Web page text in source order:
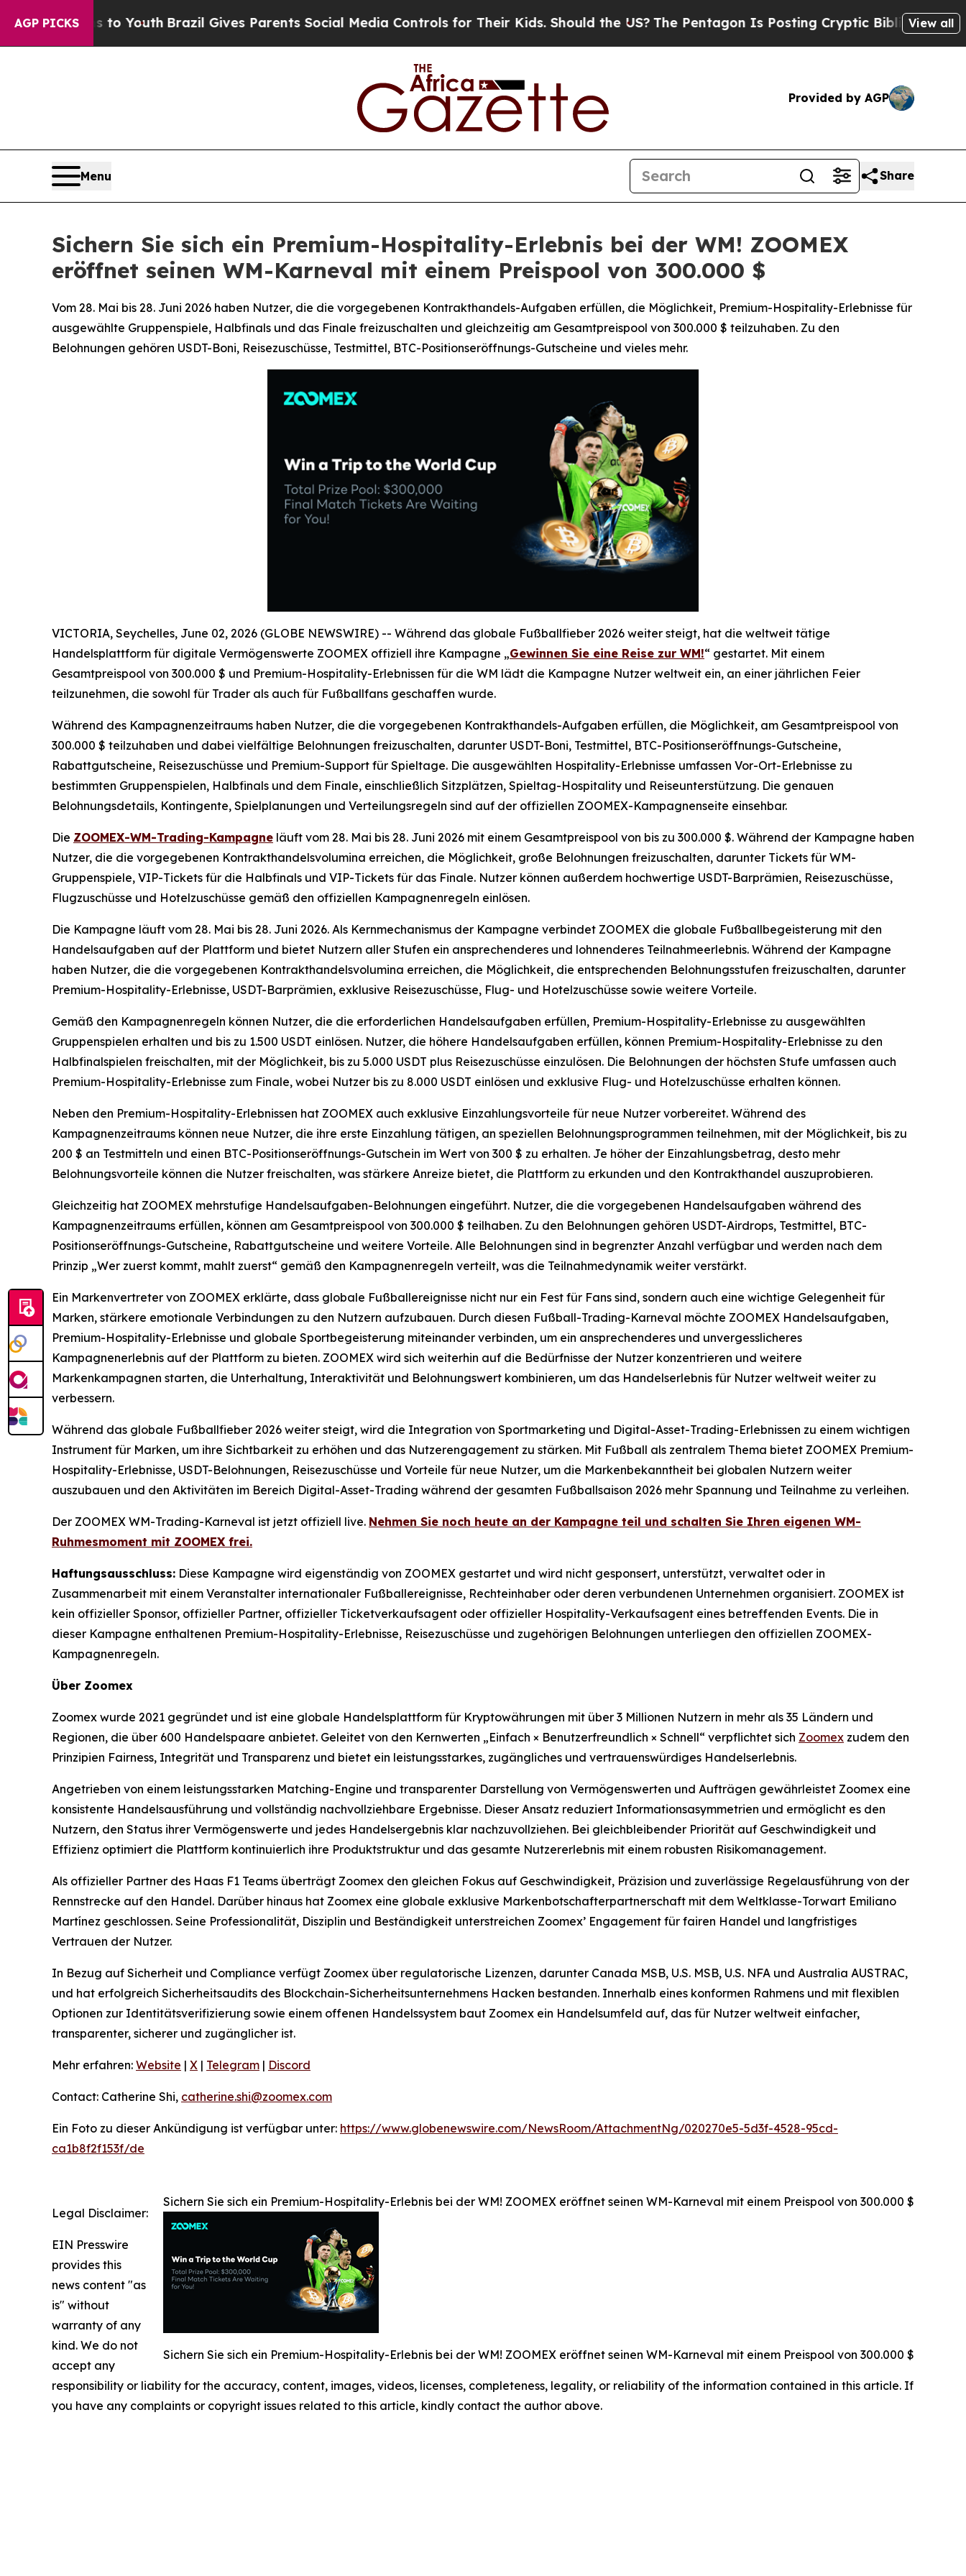
AGP PICKS
to Youth Brazil Gives Parents Social Media Controls for Their Kids. Should the US?The Pentagon Is Posting Cryptic Biblical Messages onView all
Provided by AGP
Menu Share
Sichern Sie sich ein Premium-Hospitality-Erlebnis bei der WM! ZOOMEX
eröffnet seinen WM-Karneval mit einem Preispool von 300.000 $
Vom 28. Mai bis 28. Juni 2026 haben Nutzer, die die vorgegebenen Kontrakthandels-Aufgaben erfüllen, die Möglichkeit, Premium-Hospitality-Erlebnisse für
ausgewählte Gruppenspiele, Halbfinals und das Finale freizuschalten und gleichzeitig am Gesamtpreispool von 300.000 $ teilzuhaben. Zu den
Belohnungen gehören USDT-Boni, Reisezuschüsse, Testmittel, BTC-Positionseröffnungs-Gutscheine und vieles mehr.
VICTORIA, Seychelles, June 02, 2026 (GLOBE NEWSWIRE) -- Während das globale Fußballfieber 2026 weiter steigt, hat die weltweit tätige
Handelsplattform für digitale Vermögenswerte ZOOMEX offiziell ihre Kampagne „Gewinnen Sie eine Reise zur WM!“ gestartet. Mit einem
Gesamtpreispool von 300.000 $ und Premium-Hospitality-Erlebnissen für die WM lädt die Kampagne Nutzer weltweit ein, an einer jährlichen Feier
teilzunehmen, die sowohl für Trader als auch für Fußballfans geschaffen wurde.
Während des Kampagnenzeitraums haben Nutzer, die die vorgegebenen Kontrakthandels-Aufgaben erfüllen, die Möglichkeit, am Gesamtpreispool von
300.000 $ teilzuhaben und dabei vielfältige Belohnungen freizuschalten, darunter USDT-Boni, Testmittel, BTC-Positionseröffnungs-Gutscheine,
Rabattgutscheine, Reisezuschüsse und Premium-Support für Spieltage. Die ausgewählten Hospitality-Erlebnisse umfassen Vor-Ort-Erlebnisse zu
bestimmten Gruppenspielen, Halbfinals und dem Finale, einschließlich Sitzplätzen, Spieltag-Hospitality und Reiseunterstützung. Die genauen
Belohnungsdetails, Kontingente, Spielplanungen und Verteilungsregeln sind auf der offiziellen ZOOMEX-Kampagnenseite einsehbar.
Die ZOOMEX-WM-Trading-Kampagne läuft vom 28. Mai bis 28. Juni 2026 mit einem Gesamtpreispool von bis zu 300.000 $. Während der Kampagne haben
Nutzer, die die vorgegebenen Kontrakthandelsvolumina erreichen, die Möglichkeit, große Belohnungen freizuschalten, darunter Tickets für WM-
Gruppenspiele, VIP-Tickets für die Halbfinals und VIP-Tickets für das Finale. Nutzer können außerdem hochwertige USDT-Barprämien, Reisezuschüsse,
Flugzuschüsse und Hotelzuschüsse gemäß den offiziellen Kampagnenregeln einlösen.
Die Kampagne läuft vom 28. Mai bis 28. Juni 2026. Als Kernmechanismus der Kampagne verbindet ZOOMEX die globale Fußballbegeisterung mit den
Handelsaufgaben auf der Plattform und bietet Nutzern aller Stufen ein ansprechenderes und lohnenderes Teilnahmeerlebnis. Während der Kampagne
haben Nutzer, die die vorgegebenen Kontrakthandelsvolumina erreichen, die Möglichkeit, die entsprechenden Belohnungsstufen freizuschalten, darunter
Premium-Hospitality-Erlebnisse, USDT-Barprämien, exklusive Reisezuschüsse, Flug- und Hotelzuschüsse sowie weitere Vorteile.
Gemäß den Kampagnenregeln können Nutzer, die die erforderlichen Handelsaufgaben erfüllen, Premium-Hospitality-Erlebnisse zu ausgewählten
Gruppenspielen erhalten und bis zu 1.500 USDT einlösen. Nutzer, die höhere Handelsaufgaben erfüllen, können Premium-Hospitality-Erlebnisse zu den
Halbfinalspielen freischalten, mit der Möglichkeit, bis zu 5.000 USDT plus Reisezuschüsse einzulösen. Die Belohnungen der höchsten Stufe umfassen auch
Premium-Hospitality-Erlebnisse zum Finale, wobei Nutzer bis zu 8.000 USDT einlösen und exklusive Flug- und Hotelzuschüsse erhalten können.
Neben den Premium-Hospitality-Erlebnissen hat ZOOMEX auch exklusive Einzahlungsvorteile für neue Nutzer vorbereitet. Während des
Kampagnenzeitraums können neue Nutzer, die ihre erste Einzahlung tätigen, an speziellen Belohnungsprogrammen teilnehmen, mit der Möglichkeit, bis zu
200 $ an Testmitteln und einen BTC-Positionseröffnungs-Gutschein im Wert von 300 $ zu erhalten. Je höher der Einzahlungsbetrag, desto mehr
Belohnungsvorteile können die Nutzer freischalten, was stärkere Anreize bietet, die Plattform zu erkunden und den Kontrakthandel auszuprobieren.
Gleichzeitig hat ZOOMEX mehrstufige Handelsaufgaben-Belohnungen eingeführt. Nutzer, die die vorgegebenen Handelsaufgaben während des
Kampagnenzeitraums erfüllen, können am Gesamtpreispool von 300.000 $ teilhaben. Zu den Belohnungen gehören USDT-Airdrops, Testmittel, BTC-
Positionseröffnungs-Gutscheine, Rabattgutscheine und weitere Vorteile. Alle Belohnungen sind in begrenzter Anzahl verfügbar und werden nach dem
Prinzip „Wer zuerst kommt, mahlt zuerst“ gemäß den Kampagnenregeln verteilt, was die Teilnahmedynamik weiter verstärkt.
Ein Markenvertreter von ZOOMEX erklärte, dass globale Fußballereignisse nicht nur ein Fest für Fans sind, sondern auch eine wichtige Gelegenheit für
Marken, stärkere emotionale Verbindungen zu den Nutzern aufzubauen. Durch diesen Fußball-Trading-Karneval möchte ZOOMEX Handelsaufgaben,
Premium-Hospitality-Erlebnisse und globale Sportbegeisterung miteinander verbinden, um ein ansprechenderes und unvergesslicheres
Kampagnenerlebnis auf der Plattform zu bieten. ZOOMEX wird sich weiterhin auf die Bedürfnisse der Nutzer konzentrieren und weitere
Markenkampagnen starten, die Unterhaltung, Interaktivität und Belohnungswert kombinieren, um das Handelserlebnis für Nutzer weltweit weiter zu
verbessern.
Während das globale Fußballfieber 2026 weiter steigt, wird die Integration von Sportmarketing und Digital-Asset-Trading-Erlebnissen zu einem wichtigen
Instrument für Marken, um ihre Sichtbarkeit zu erhöhen und das Nutzerengagement zu stärken. Mit Fußball als zentralem Thema bietet ZOOMEX Premium-
Hospitality-Erlebnisse, USDT-Belohnungen, Reisezuschüsse und Vorteile für neue Nutzer, um die Markenbekanntheit bei globalen Nutzern weiter
auszubauen und den Aktivitäten im Bereich Digital-Asset-Trading während der gesamten Fußballsaison 2026 mehr Spannung und Teilnahme zu verleihen.
Der ZOOMEX WM-Trading-Karneval ist jetzt offiziell live. Nehmen Sie noch heute an der Kampagne teil und schalten Sie Ihren eigenen WM-
Ruhmesmoment mit ZOOMEX frei.
Haftungsausschluss: Diese Kampagne wird eigenständig von ZOOMEX gestartet und wird nicht gesponsert, unterstützt, verwaltet oder in
Zusammenarbeit mit einem Veranstalter internationaler Fußballereignisse, Rechteinhaber oder deren verbundenen Unternehmen organisiert. ZOOMEX ist
kein offizieller Sponsor, offizieller Partner, offizieller Ticketverkaufsagent oder offizieller Hospitality-Verkaufsagent eines betreffenden Events. Die in
dieser Kampagne enthaltenen Premium-Hospitality-Erlebnisse, Reisezuschüsse und zugehörigen Belohnungen unterliegen den offiziellen ZOOMEX-
Kampagnenregeln.
Über Zoomex
Zoomex wurde 2021 gegründet und ist eine globale Handelsplattform für Kryptowährungen mit über 3 Millionen Nutzern in mehr als 35 Ländern und
Regionen, die über 600 Handelspaare anbietet. Geleitet von den Kernwerten „Einfach × Benutzerfreundlich × Schnell“ verpflichtet sich Zoomex zudem den
Prinzipien Fairness, Integrität und Transparenz und bietet ein leistungsstarkes, zugängliches und vertrauenswürdiges Handelserlebnis.
Angetrieben von einem leistungsstarken Matching-Engine und transparenter Darstellung von Vermögenswerten und Aufträgen gewährleistet Zoomex eine
konsistente Handelsausführung und vollständig nachvollziehbare Ergebnisse. Dieser Ansatz reduziert Informationsasymmetrien und ermöglicht es den
Nutzern, den Status ihrer Vermögenswerte und jedes Handelsergebnis klar nachzuvollziehen. Bei gleichbleibender Priorität auf Geschwindigkeit und
Effizienz optimiert die Plattform kontinuierlich ihre Produktstruktur und das gesamte Nutzererlebnis mit einem robusten Risikomanagement.
Als offizieller Partner des Haas F1 Teams überträgt Zoomex den gleichen Fokus auf Geschwindigkeit, Präzision und zuverlässige Regelausführung von der
Rennstrecke auf den Handel. Darüber hinaus hat Zoomex eine globale exklusive Markenbotschafterpartnerschaft mit dem Weltklasse-Torwart Emiliano
Martínez geschlossen. Seine Professionalität, Disziplin und Beständigkeit unterstreichen Zoomex’ Engagement für fairen Handel und langfristiges
Vertrauen der Nutzer.
In Bezug auf Sicherheit und Compliance verfügt Zoomex über regulatorische Lizenzen, darunter Canada MSB, U.S. MSB, U.S. NFA und Australia AUSTRAC,
und hat erfolgreich Sicherheitsaudits des Blockchain-Sicherheitsunternehmens Hacken bestanden. Innerhalb eines konformen Rahmens und mit flexiblen
Optionen zur Identitätsverifizierung sowie einem offenen Handelssystem baut Zoomex ein Handelsumfeld auf, das für Nutzer weltweit einfacher,
transparenter, sicherer und zugänglicher ist.
Mehr erfahren: Website | X | Telegram | Discord
Contact: Catherine Shi, catherine.shi@zoomex.com
Ein Foto zu dieser Ankündigung ist verfügbar unter: https://www.globenewswire.com/NewsRoom/AttachmentNg/020270e5-5d3f-4528-95cd-
ca1b8f2f153f/de
Sichern Sie sich ein Premium-Hospitality-Erlebnis bei der WM! ZOOMEX eröffnet seinen WM-Karneval mit einem Preispool von 300.000 $
Sichern Sie sich ein Premium-Hospitality-Erlebnis bei der WM! ZOOMEX eröffnet seinen WM-Karneval mit einem Preispool von 300.000 $
Legal Disclaimer:
EIN Presswire
provides this
news content "as
is" without
warranty of any
kind. We do not
accept any
responsibility or liability for the accuracy, content, images, videos, licenses, completeness, legality, or reliability of the information contained in this article. If
you have any complaints or copyright issues related to this article, kindly contact the author above.